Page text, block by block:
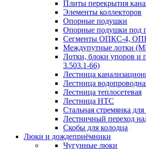
Плиты перекрытия
Элементы коллекторов
Опорные подушки
Опорные подушки под
Сегменты ОПКС-4,
Междупутные лотки
Лотки, блоки упоров и
3.503.1-66)
Лестница
Лестница
Лестница теплосетевая
Лестница НТС
Стальная стремянка
Лестничный переход
Скобы для колодца
Люки и дождеприёмники
Чугунные люки